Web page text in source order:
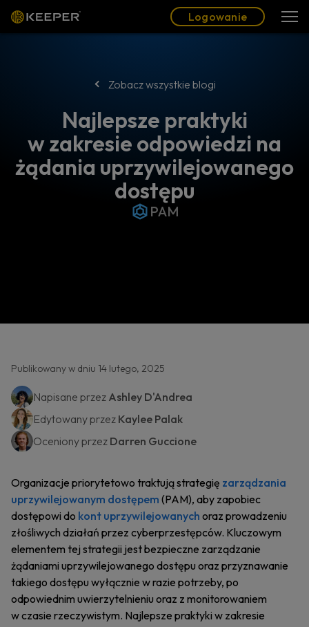
Logowanie
Zobacz wszystkie blogi
Najlepsze praktyki
w zakresie odpowiedzi na
żądania uprzywilejowanego
dostępu
PAM
Publikowany w dniu 14 lutego, 2025
Napisane przez Ashley D'Andrea
Edytowany przez Kaylee Palak
Oceniony przez Darren Guccione
Organizacje priorytetowo traktują strategię zarządzania
uprzywilejowanym dostępem (PAM), aby zapobiec
dostępowi do kont uprzywilejowanych oraz prowadzeniu
złośliwych działań przez cyberprzestępców. Kluczowym
elementem tej strategii jest bezpieczne zarządzanie
żądaniami uprzywilejowanego dostępu oraz przyznawanie
takiego dostępu wyłącznie w razie potrzeby, po
odpowiednim uwierzytelnieniu oraz z monitorowaniem
w czasie rzeczywistym. Najlepsze praktyki w zakresie